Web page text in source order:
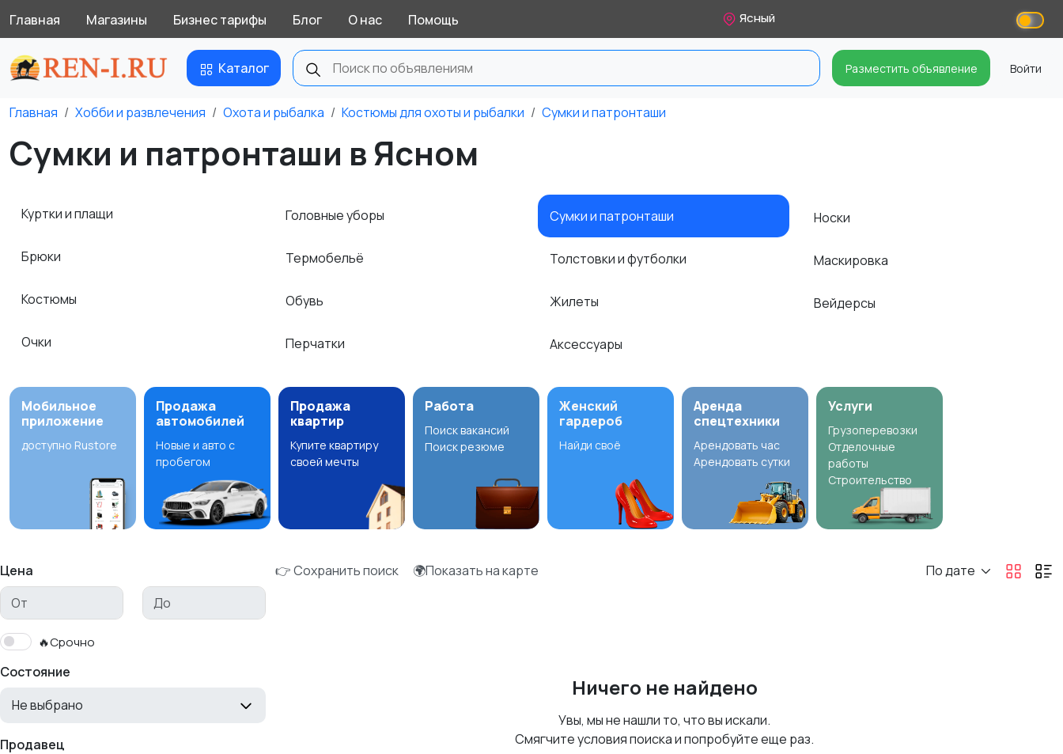
Главная Магазины Бизнес тарифы Блог О нас Помощь Ясный
Каталог Разместить объявление Войти
Главная Хобби и развлечения Охота и рыбалка Костюмы для охоты и рыбалки Сумки и патронташи
Сумки и патронташи в Ясном
Куртки и плащи
Брюки
Костюмы
Очки
Головные уборы
Термобельё
Обувь
Перчатки
Сумки и патронташи
Толстовки и футболки
Жилеты
Аксессуары
Носки
Маскировка
Вейдерсы
Мобильное
приложение
доступно Rustore
Продажа
автомобилей
Новые и авто с
пробегом
Продажа
квартир
Купите квартиру
своей мечты
Работа
Поиск вакансий
Поиск резюме
Женский
гардероб
Найди своё
Аренда
спецтехники
Арендовать час
Арендовать сутки
Услуги
Грузоперевозки
Отделочные
работы
Строительство
Цена
🔥Срочно
Состояние
Не выбрано
Продавец
👉 Сохранить поиск 🌍Показать на карте По дате
Ничего не найдено
Увы, мы не нашли то, что вы искали.
Смягчите условия поиска и попробуйте еще раз.